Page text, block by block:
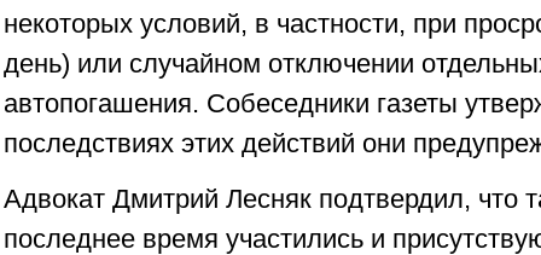
некоторых условий, в частности, при
день) или случайном отключении
автопогашения. Собеседники газеты
последствиях этих действий они
Адвокат Дмитрий Лесняк подтвердил, что
последнее время участились и